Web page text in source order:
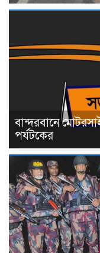
বান্দরবানে
পর্যটকের